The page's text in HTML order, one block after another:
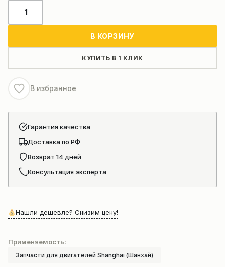
товара
110-
900+A
/
900+A
комплект
В КОРЗИНУ
КУПИТЬ В 1 КЛИК
В избранное
Гарантия качества
Доставка по РФ
Возврат 14 дней
Консультация эксперта
Нашли дешевле? Снизим цену!
Применяемость:
Запчасти для двигателей Shanghai (Шанхай)